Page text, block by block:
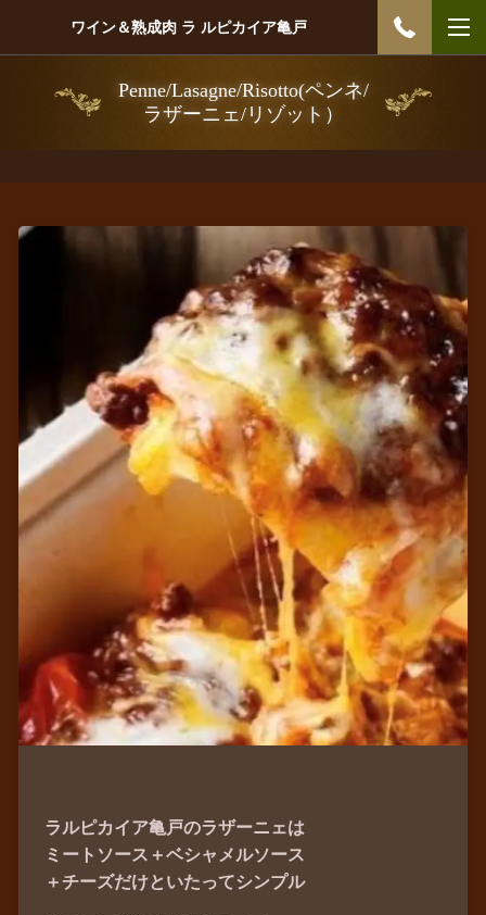
ワイン＆熟成肉 ラ ルピカイア亀戸
Penne/Lasagne/Risotto(ペンネ/
ラザーニェ/リゾット）
ラルピカイア亀戸のラザーニェは
ミートソース＋ベシャメルソース
＋チーズだけといたってシンプル